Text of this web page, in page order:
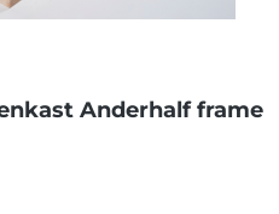
Anderhalf frame